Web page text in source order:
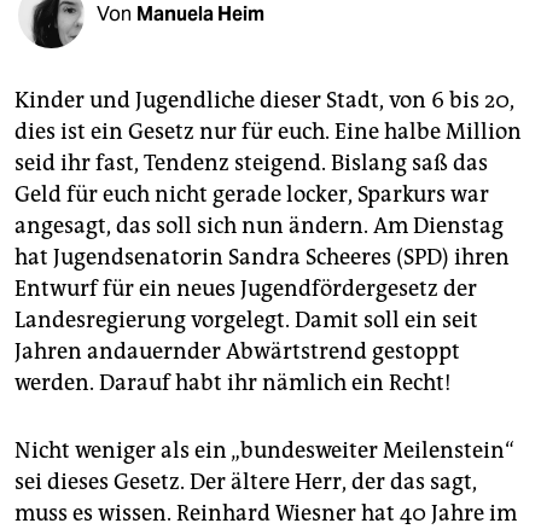
shop
unterstützen
abo
genossenschaft
epaper login
Von Manuela Heim
Kinder und Jugendliche dieser Stadt, von 6 bis 20,
dies ist ein Gesetz nur für euch. Eine halbe Million
seid ihr fast, Tendenz steigend. Bislang saß das
Geld für euch nicht gerade locker, Sparkurs war
angesagt, das soll sich nun ändern. Am Dienstag
hat Jugendsenatorin Sandra Scheeres (SPD) ihren
Entwurf für ein neues Jugendfördergesetz der
Landesregierung vorgelegt. Damit soll ein seit
Jahren andauernder Abwärtstrend gestoppt
werden. Darauf habt ihr nämlich ein Recht!
Nicht weniger als ein „bundesweiter Meilenstein“
sei dieses Gesetz. Der ältere Herr, der das sagt,
muss es wissen. Reinhard Wiesner hat 40 Jahre im